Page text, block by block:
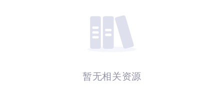
暂无相关资源